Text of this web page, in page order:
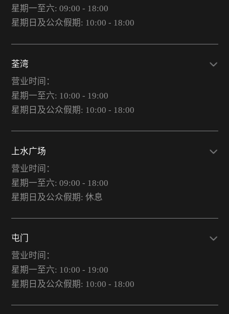
星期一至六: 09:00 - 18:00
星期日及公众假期: 10:00 - 18:00
荃湾
营业时间：
星期一至六: 10:00 - 19:00
星期日及公众假期: 10:00 - 18:00
上水广场
营业时间：
星期一至六: 09:00 - 18:00
星期日及公众假期: 休息
屯门
营业时间：
星期一至六: 10:00 - 19:00
星期日及公众假期: 10:00 - 18:00